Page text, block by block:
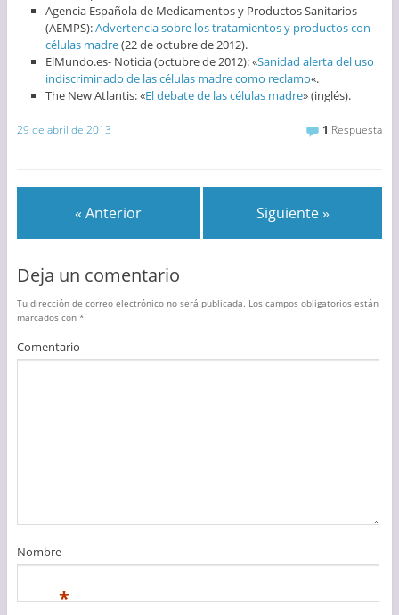
Agencia Española de Medicamentos y Productos Sanitarios
(AEMPS):Advertencia sobre los tratamientos y productos con
células madre(22 de octubre de 2012).
ElMundo.es- Noticia (octubre de 2012): «Sanidad alerta del uso
indiscriminado de las células madre como reclamo«.
The New Atlantis: «El debate de las células madre» (inglés).
29 de abril de 2013 1 Respuesta
« Anterior Siguiente »
Deja un comentario
Tu dirección de correo electrónico no será publicada. Los campos obligatorios están
marcados con *
Comentario
Nombre
*